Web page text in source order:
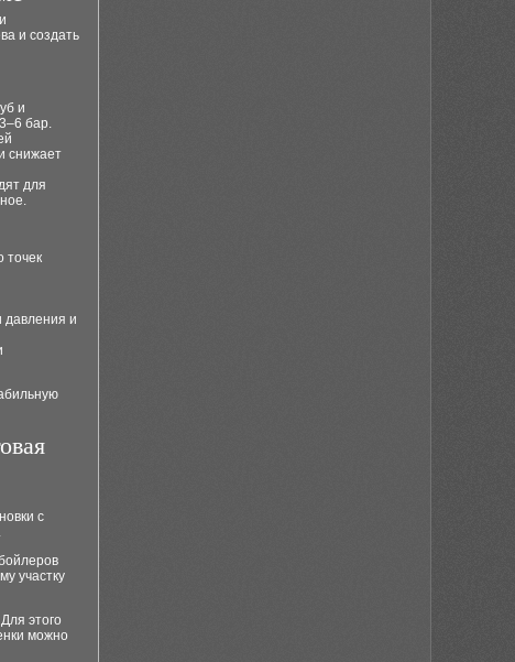
и создать
и
бар.
снижает
для
точек
давления и
с
участку
этого
можно